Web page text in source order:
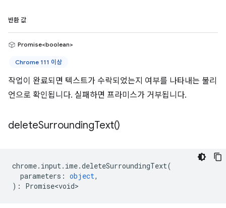
반환 값
Promise<boolean>
Chrome 111 이상
작업이 완료되면 텍스트가 수락되었는지 여부를 나타내는 불리
언으로 확인됩니다. 실패하면 프라미스가 거부됩니다.
deleteSurroundingText()
chrome. input. ime.deleteSurroundingText(
parameters : object,
) : Promise<void>